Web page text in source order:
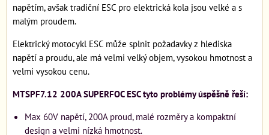
napětím, avšak tradiční ESC pro elektrická kola jsou velké a s
malým proudem.
Elektrický motocykl ESC může splnit požadavky z hlediska
napětí a proudu, ale má velmi velký objem, vysokou hmotnost a
velmi vysokou cenu.
MTSPF7.12 200A SUPERFOC ESC tyto problémy úspěšně řeší:
Max 60V napětí, 200A proud, malé rozměry a kompaktní
design a velmi nízká hmotnost.